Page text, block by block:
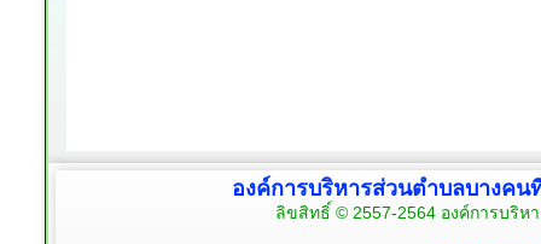
องค์การบริหารส่วนตำบลบางคน
ลิขสิทธิ์ © 2557-2564 องค์การบริ